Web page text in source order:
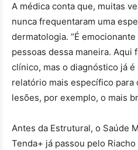
A médica conta que, muitas
nunca frequentaram uma
dermatologia. “É
pessoas dessa maneira. Aqui
clínico, mas o diagnóstico já é
relatório mais específico
lesões, por exemplo, o mais
Antes da Estrutural, o Saúde
Tenda+ já passou pelo